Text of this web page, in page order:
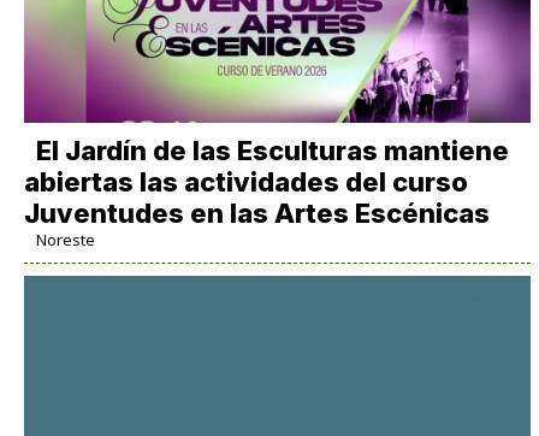
El Jardín de las Esculturas mantiene
abiertas las actividades del curso
Juventudes en las Artes Escénicas
Noreste